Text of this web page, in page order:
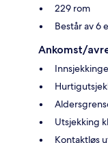
229 rom
Består av 6
Ankomst/
Utsjekking
Kontaktløs